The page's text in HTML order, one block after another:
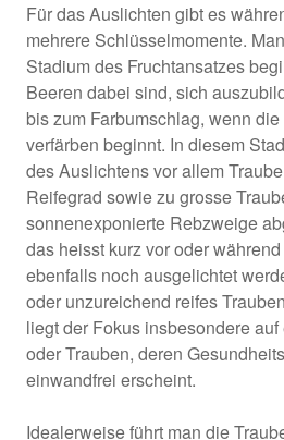
Für das Auslichten gibt es
mehrere Schlüsselmomente.
Stadium des Fruchtansatzes
Beeren dabei sind, sich
bis zum Farbumschlag, wenn
verfärben beginnt. In diesem
des Auslichtens vor allem
Reifegrad sowie zu grosse
sonnenexponierte Rebzweige
das heisst kurz vor oder
ebenfalls noch ausgelichtet
oder unzureichend reifes
liegt der Fokus insbesondere
oder Trauben, deren
einwandfrei erscheint.
Idealerweise führt man die